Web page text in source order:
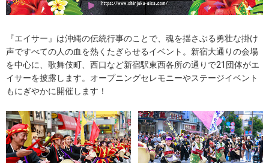
『エイサー』は沖縄の伝統行事のことで、魂を揺さぶる勇壮な掛け
声ですべての人の血を熱くたぎらせるイベント。新宿大通りの会場
を中心に、歌舞伎町、西口など新宿駅東西各所の通りで21団体がエ
イサーを披露します。オープニングセレモニーやステージイベント
もにぎやかに開催します！